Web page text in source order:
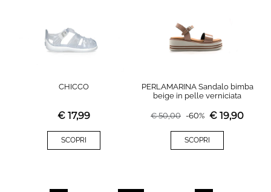
CHICCO
€ 17,99
SCOPRI
PERLAMARINA Sandalo bimba
beige in pelle verniciata
€50,00 -60% € 19,90
SCOPRI